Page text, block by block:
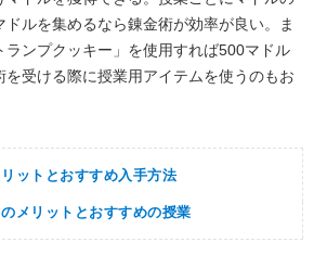
ルを集めるなら錬金術が効率が良い。ま
ランプクッキー」を使用すれば500マドル
受ける際に授業用アイテムを使うのもお
ットとおすすめ入手方法
メリットとおすすめの授業